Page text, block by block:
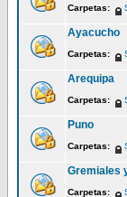
Carpetas:
Ayacucho
Carpetas:
Arequipa
Carpetas:
Puno
Carpetas:
Gremiales
Carpetas: